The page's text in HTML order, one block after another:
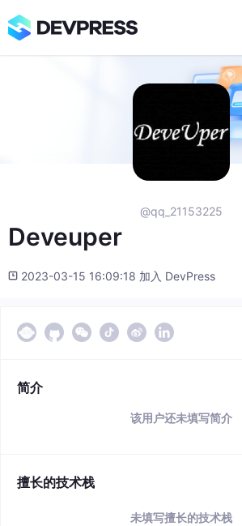
@qq_21153225
Deveuper
2023-03-15 16:09:18 加入 DevPress
简介
该用户还未填写简介
擅长的技术栈
未填写擅长的技术栈